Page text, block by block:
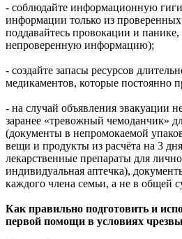
- соблюдайте информационную
информации только из
поддавайтесь провокации и панике,
непроверенную информацию);
- создайте запасы ресурсов
медикаментов, которые постоянно
- на случай объявления эвакуации
заранее «тревожный чемоданчик»
(документы в непромокаемой
вещи и продукты из расчёта на 3
лекарственные препараты для
индивидуальная аптечка),
каждого члена семьи, а не в общей
Как правильно подготовить и
первой помощи в условиях